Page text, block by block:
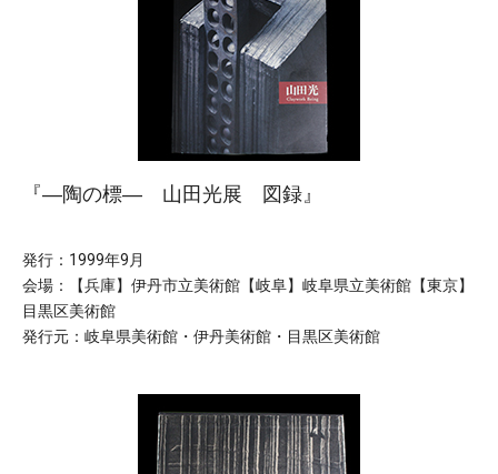
『―陶の標― 山田光展 図録』
発行：1999年9月
会場：【兵庫】伊丹市立美術館【岐阜】岐阜県立美術館【東京】
目黒区美術館
発行元：岐阜県美術館・伊丹美術館・目黒区美術館